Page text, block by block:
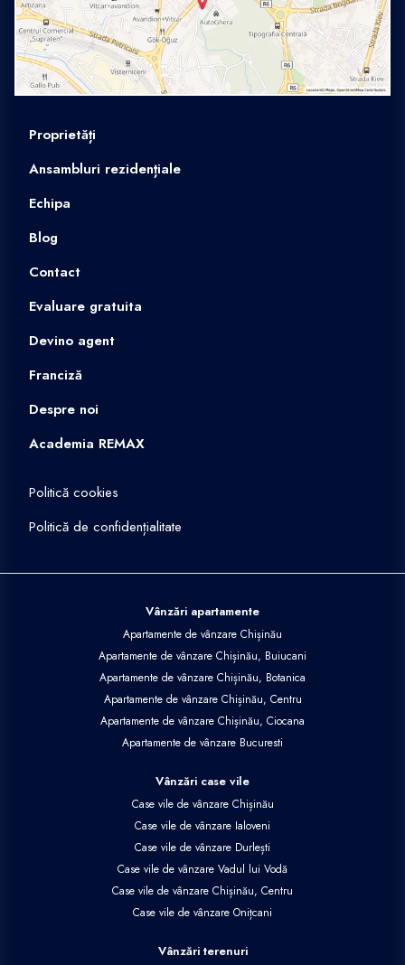
Proprietăți
Ansambluri rezidențiale
Echipa
Blog
Contact
Evaluare gratuita
Devino agent
Franciză
Despre noi
Academia REMAX
Politică cookies
Politică de confidențialitate
Vânzări apartamente
Apartamente de vânzare Chișinău
Apartamente de vânzare Chișinău, Buiucani
Apartamente de vânzare Chișinău, Botanica
Apartamente de vânzare Chișinău, Centru
Apartamente de vânzare Chișinău, Ciocana
Apartamente de vânzare Bucuresti
Vânzări case vile
Case vile de vânzare Chișinău
Case vile de vânzare Ialoveni
Case vile de vânzare Durlești
Case vile de vânzare Vadul lui Vodă
Case vile de vânzare Chișinău, Centru
Case vile de vânzare Onițcani
Vânzări terenuri